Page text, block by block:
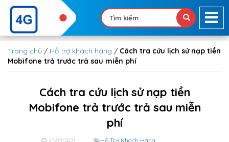
Trang chủ / Hỗ trợ khách hàng / Cách tra cứu lịch sử nạp tiền
Mobifone trả trước trả sau miễn phí
Cách tra cứu lịch sử nạp tiền
Mobifone trả trước trả sau miễn
phí